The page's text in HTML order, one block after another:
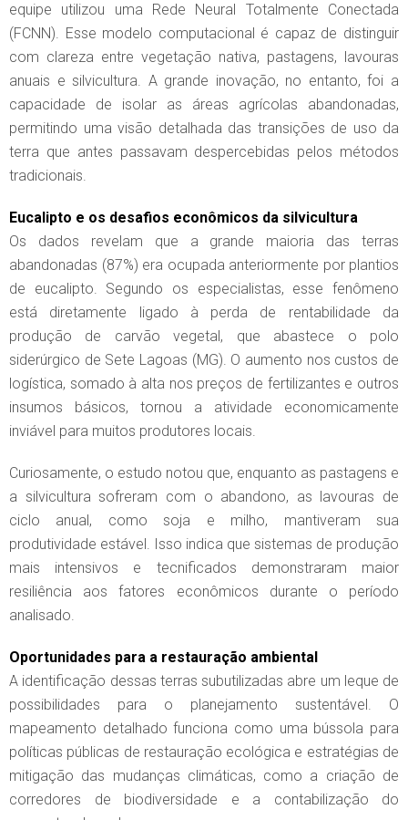
equipe utilizou uma Rede Neural Totalmente Conectada
(FCNN). Esse modelo computacional é capaz de distinguir
com clareza entre vegetação nativa, pastagens, lavouras
anuais e silvicultura. A grande inovação, no entanto, foi a
capacidade de isolar as áreas agrícolas abandonadas,
permitindo uma visão detalhada das transições de uso da
terra que antes passavam despercebidas pelos métodos
tradicionais.
Eucalipto e os desafios econômicos da silvicultura
Os dados revelam que a grande maioria das terras
abandonadas (87%) era ocupada anteriormente por plantios
de eucalipto. Segundo os especialistas, esse fenômeno
está diretamente ligado à perda de rentabilidade da
produção de carvão vegetal, que abastece o polo
siderúrgico de Sete Lagoas (MG). O aumento nos custos de
logística, somado à alta nos preços de fertilizantes e outros
insumos básicos, tornou a atividade economicamente
inviável para muitos produtores locais.
Curiosamente, o estudo notou que, enquanto as pastagens e
a silvicultura sofreram com o abandono, as lavouras de
ciclo anual, como soja e milho, mantiveram sua
produtividade estável. Isso indica que sistemas de produção
mais intensivos e tecnificados demonstraram maior
resiliência aos fatores econômicos durante o período
analisado.
Oportunidades para a restauração ambiental
A identificação dessas terras subutilizadas abre um leque de
possibilidades para o planejamento sustentável. O
mapeamento detalhado funciona como uma bússola para
políticas públicas de restauração ecológica e estratégias de
mitigação das mudanças climáticas, como a criação de
corredores de biodiversidade e a contabilização do